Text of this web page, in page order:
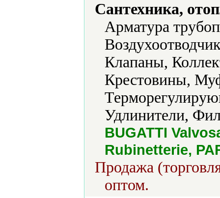
Сантехника,
Арматура
Клапаны,
Крестовины,
Удлинители,
BUGATTI
Rubinetterie,
Продажа
оптом.